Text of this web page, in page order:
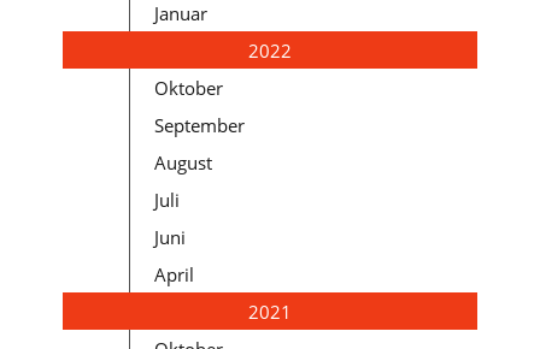
Januar
2022
Oktober
September
August
Juli
Juni
April
2021